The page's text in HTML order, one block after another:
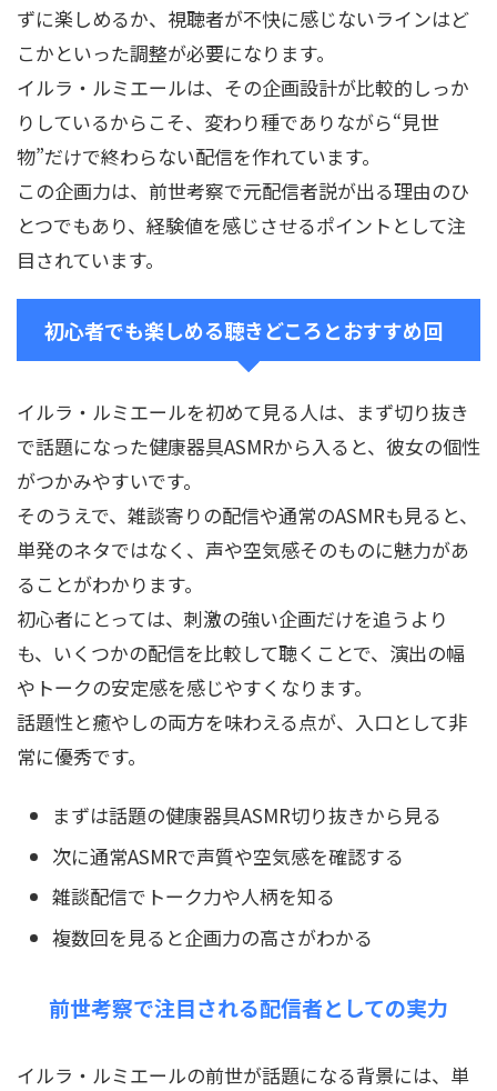
ずに楽しめるか、視聴者が不快に感じないラインはど
こかといった調整が必要になります。
イルラ・ルミエールは、その企画設計が比較的しっか
りしているからこそ、変わり種でありながら“見世
物”だけで終わらない配信を作れています。
この企画力は、前世考察で元配信者説が出る理由のひ
とつでもあり、経験値を感じさせるポイントとして注
目されています。
初心者でも楽しめる聴きどころとおすすめ回
イルラ・ルミエールを初めて見る人は、まず切り抜き
で話題になった健康器具ASMRから入ると、彼女の個性
がつかみやすいです。
そのうえで、雑談寄りの配信や通常のASMRも見ると、
単発のネタではなく、声や空気感そのものに魅力があ
ることがわかります。
初心者にとっては、刺激の強い企画だけを追うより
も、いくつかの配信を比較して聴くことで、演出の幅
やトークの安定感を感じやすくなります。
話題性と癒やしの両方を味わえる点が、入口として非
常に優秀です。
まずは話題の健康器具ASMR切り抜きから見る
次に通常ASMRで声質や空気感を確認する
雑談配信でトーク力や人柄を知る
複数回を見ると企画力の高さがわかる
前世考察で注目される配信者としての実力
イルラ・ルミエールの前世が話題になる背景には、単